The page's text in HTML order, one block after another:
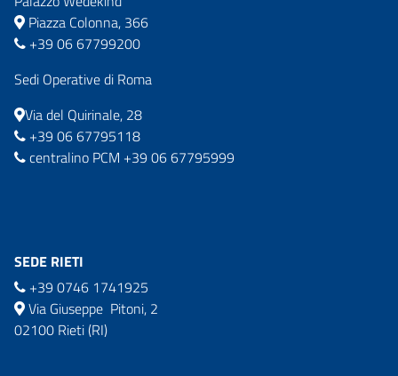
Piazza Colonna, 366
+39 06 67799200
Sedi Operative di Roma
Via del Quirinale, 28
+39 06 67795118
centralino PCM +39 06 67795999
SEDE RIETI
+39 0746 1741925
Via Giuseppe Pitoni, 2
02100 Rieti (RI)